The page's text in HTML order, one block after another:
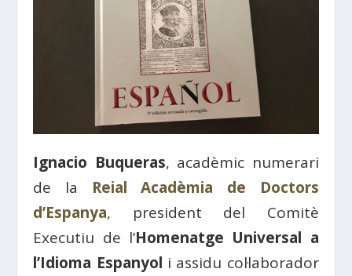
Ignacio Buqueras, acadèmic numerari
de la Reial Acadèmia de Doctors
d’Espanya, president del Comitè
Executiu de l’Homenatge Universal a
l’Idioma Espanyol i assidu col·laborador